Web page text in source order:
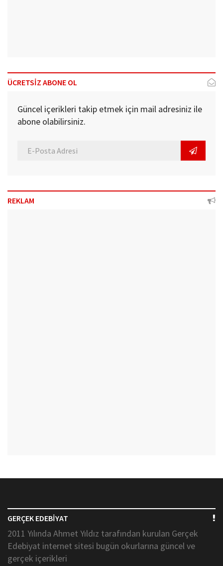
ÜCRETSİZ ABONE OL
Güncel içerikleri takip etmek için mail adresiniz ile
abone olabilirsiniz.
REKLAM
GERÇEK EDEBİYAT
2011 Yılında Ahmet Yıldız tarafından kurulan Gerçek
Edebiyat internet sitesi bugün okurlarına güncel ve
gerçek içerikleri